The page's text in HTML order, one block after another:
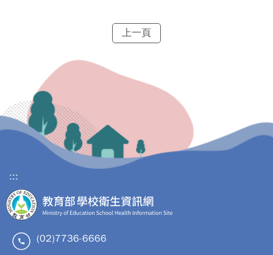
上一頁
:::
(02)7736-6666